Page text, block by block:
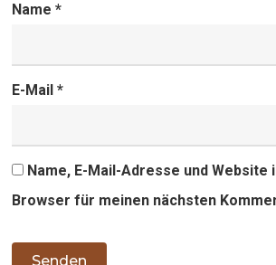
Name*
E-Mail*
Name, E-Mail-Adresse und Website
Browser für meinen nächsten